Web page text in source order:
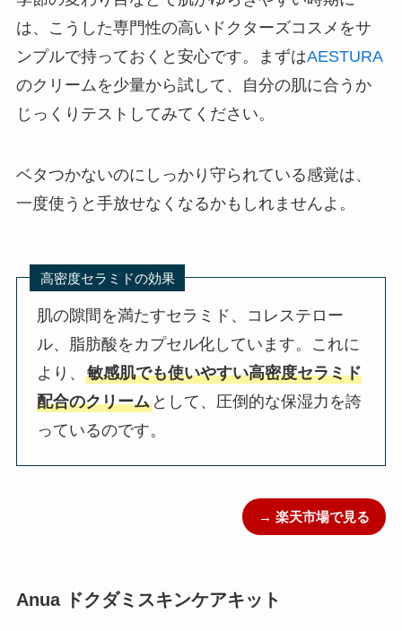
は、こうした専門性の高いドクターズコスメをサ
ンプルで持っておくと安心です。まずはAESTURA
のクリームを少量から試して、自分の肌に合うか
じっくりテストしてみてください。
ベタつかないのにしっかり守られている感覚は、
一度使うと手放せなくなるかもしれませんよ。
高密度セラミドの効果
肌の隙間を満たすセラミド、コレステロー
ル、脂肪酸をカプセル化しています。これに
より、敏感肌でも使いやすい高密度セラミド
配合のクリーム として、圧倒的な保湿力を誇
っているのです。
→ 楽天市場で見る
Anua ドクダミスキンケアキット